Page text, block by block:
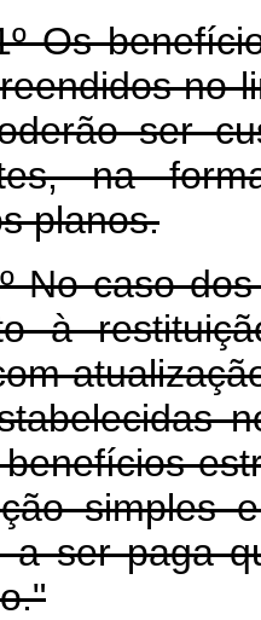
no
ser
na
planos.
dos
à
simples
a ser paga